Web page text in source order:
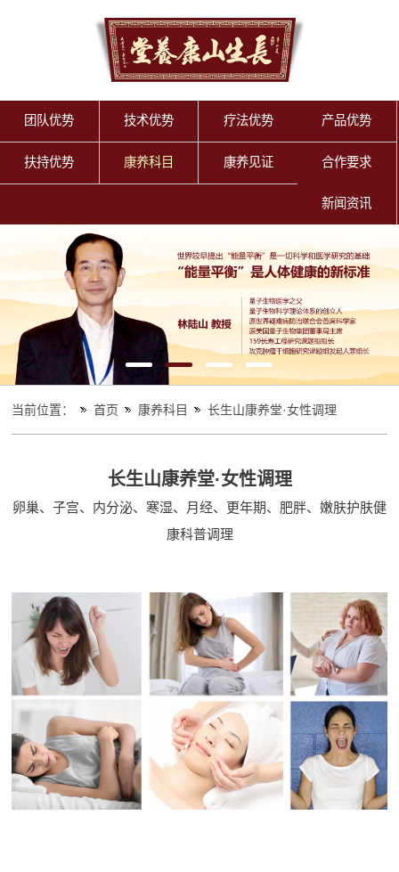
团队优势 技术优势 疗法优势 产品优势
扶持优势 康养科目 康养见证 合作要求
新闻资讯
当前位置： 首页 康养科目 长生山康养堂·女性调理
长生山康养堂·女性调理
卵巢、子宫、内分泌、寒湿、月经、更年期、肥胖、嫩肤护肤健
康科普调理